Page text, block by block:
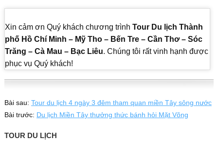
Xin cảm ơn Quý khách chương trình Tour Du lịch Thành
phố Hồ Chí Minh – Mỹ Tho – Bến Tre – Cần Thơ – Sóc
Trăng – Cà Mau – Bạc Liêu. Chúng tôi rất vinh hạnh được
phục vụ Quý khách!
Bài sau: Tour du lịch 4 ngày 3 đêm tham quan miền Tây sông nước
Bài trước: Du lịch Miền Tây thưởng thức bánh hỏi Mặt Võng
TOUR DU LỊCH